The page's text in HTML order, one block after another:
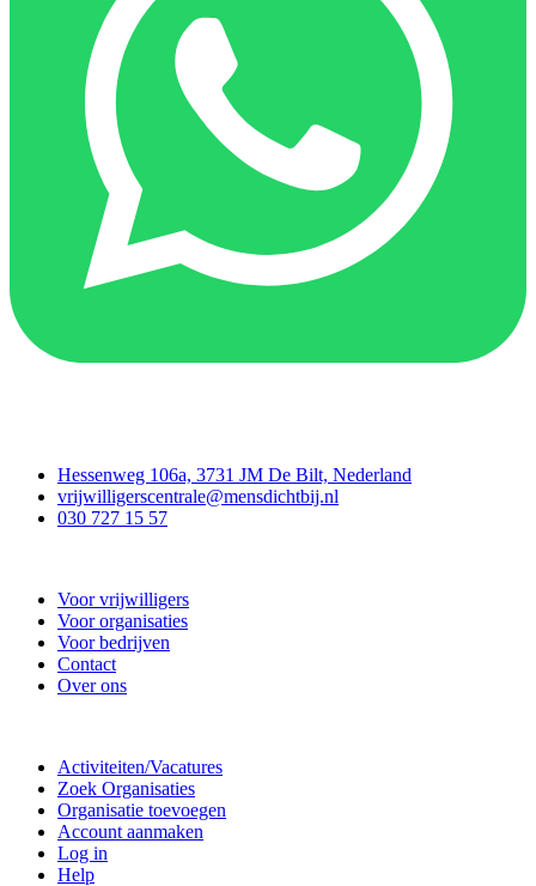
Hessenweg 106a, 3731 JM De Bilt, Nederland
vrijwilligerscentrale@mensdichtbij.nl
030 727 15 57
Voor vrijwilligers
Voor organisaties
Voor bedrijven
Contact
Over ons
Activiteiten/Vacatures
Zoek Organisaties
Organisatie toevoegen
Account aanmaken
Log in
Help